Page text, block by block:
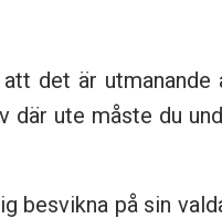
det är
där ute måste du
besvikna på sin